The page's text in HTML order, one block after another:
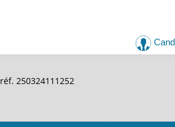
250324111252